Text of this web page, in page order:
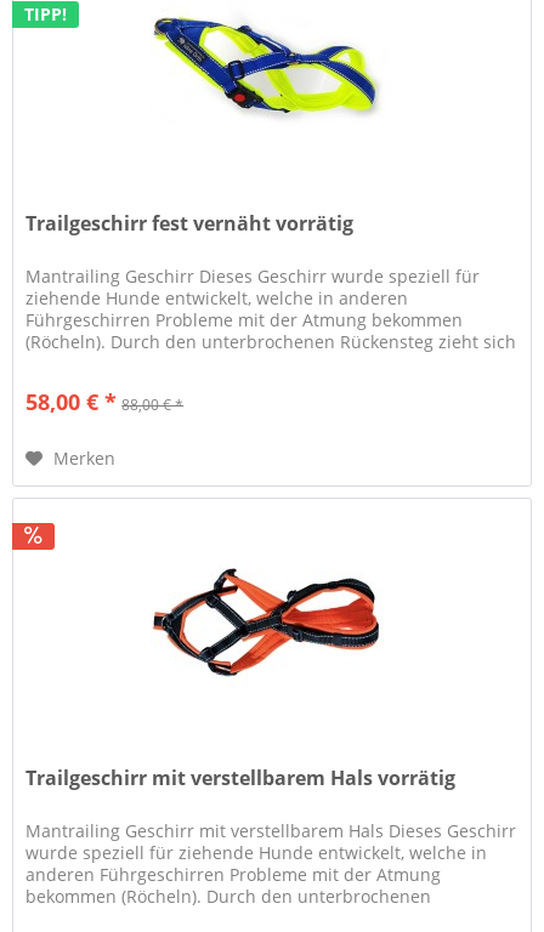
TIPP!
Trailgeschirr fest vernäht vorrätig
Mantrailing Geschirr Dieses Geschirr wurde speziell für
ziehende Hunde entwickelt, welche in anderen
Führgeschirren Probleme mit der Atmung bekommen
(Röcheln). Durch den unterbrochenen Rückensteg zieht sich
58,00 € * 88,00 € *
Merken
Trailgeschirr mit verstellbarem Hals vorrätig
Mantrailing Geschirr mit verstellbarem Hals Dieses Geschirr
wurde speziell für ziehende Hunde entwickelt, welche in
anderen Führgeschirren Probleme mit der Atmung
bekommen (Röcheln). Durch den unterbrochenen